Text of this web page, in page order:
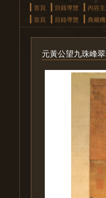
首頁 目錄導覽 內容
首頁
目錄導覽 典藏
元黃公望九珠峰